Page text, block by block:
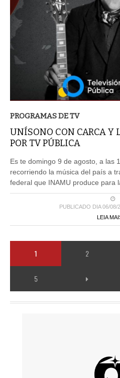
PROGRAMAS DE TV
UNÍSONO CON CARCA Y
POR TV PÚBLICA
Es te domingo 9 de agosto, a las
recorriendo la música del país a
federal que INAMU produce para
PUBLICADO DIA 06/08/
LEIA
1 2
5